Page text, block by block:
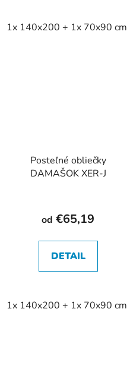
1x 140x200 + 1x 70x90 cm
Posteľné obliečky
DAMAŠOK XER-J
od €65,19
DETAIL
1x 140x200 + 1x 70x90 cm